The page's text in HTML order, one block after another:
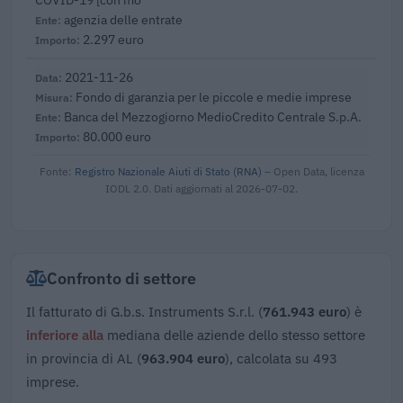
agenzia delle entrate
2.297 euro
2021-11-26
Fondo di garanzia per le piccole e medie imprese
Banca del Mezzogiorno MedioCredito Centrale S.p.A.
80.000 euro
Fonte: Registro Nazionale Aiuti di Stato (RNA) – Open Data, licenza
IODL 2.0. Dati aggiornati al 2026-07-02.
Confronto di settore
Il fatturato di G.b.s. Instruments S.r.l. (761.943 euro) è
inferiore alla mediana delle aziende dello stesso settore
in provincia di AL (963.904 euro), calcolata su 493
imprese.